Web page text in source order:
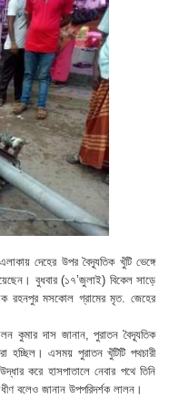
দেহের উপর বৈদ্যূতিক খুঁটি ভেঙ্গে
বুধবার (১৭’জুলাই) বিকেল সাড়ে
রহনপুর মসকোল গ্রামের মৃত. জেহের
কুমার দাস জানান, পুরাতন বৈদ্যূতিক
হচ্ছিল। এসময় পুরাতন খুঁটিটি পথচারী
করে হাসপাতালে নেবার পথে তিনি
বলেও জানান উপপরিদর্শক লালন।